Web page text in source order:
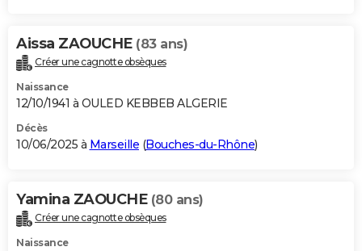
Aissa ZAOUCHE (83 ans)
Créer une cagnotte obsèques
Naissance
12/10/1941 à OULED KEBBEB ALGERIE
Décès
10/06/2025 à Marseille (Bouches-du-Rhône)
Yamina ZAOUCHE (80 ans)
Créer une cagnotte obsèques
Naissance